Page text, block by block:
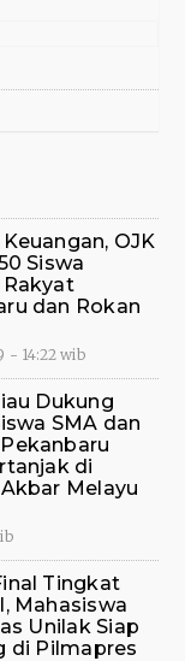
OJK
Siswa
dan Rokan
- 14:22 wib
Dukung
SMA dan
di
Melayu
Tingkat
Mahasiswa
Unilak Siap
di Pilmapres